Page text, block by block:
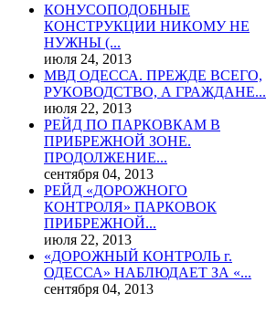
КОНУСОПОДОБНЫЕ
КОНСТРУКЦИИ НИКОМУ НЕ
НУЖНЫ (...
июля 24, 2013
МВД ОДЕССА. ПРЕЖДЕ ВСЕГО,
РУКОВОДСТВО, А ГРАЖДАНЕ...
июля 22, 2013
РЕЙД ПО ПАРКОВКАМ В
ПРИБРЕЖНОЙ ЗОНЕ.
ПРОДОЛЖЕНИЕ...
сентября 04, 2013
РЕЙД «ДОРОЖНОГО
КОНТРОЛЯ» ПАРКОВОК
ПРИБРЕЖНОЙ...
июля 22, 2013
«ДОРОЖНЫЙ КОНТРОЛЬ г.
ОДЕССА» НАБЛЮДАЕТ ЗА «...
сентября 04, 2013